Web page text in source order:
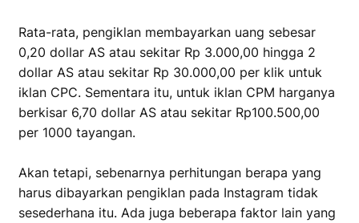
Rata-rata, pengiklan membayarkan uang sebesar
0,20 dollar AS atau sekitar Rp 3.000,00 hingga 2
dollar AS atau sekitar Rp 30.000,00 per klik untuk
iklan CPC. Sementara itu, untuk iklan CPM harganya
berkisar 6,70 dollar AS atau sekitar Rp100.500,00
per 1000 tayangan.
Akan tetapi, sebenarnya perhitungan berapa yang
harus dibayarkan pengiklan pada Instagram tidak
sesederhana itu. Ada juga beberapa faktor lain yang